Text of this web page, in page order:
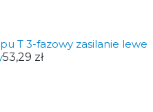
T 3-fazowy zasilanie lewe
53,29 zł